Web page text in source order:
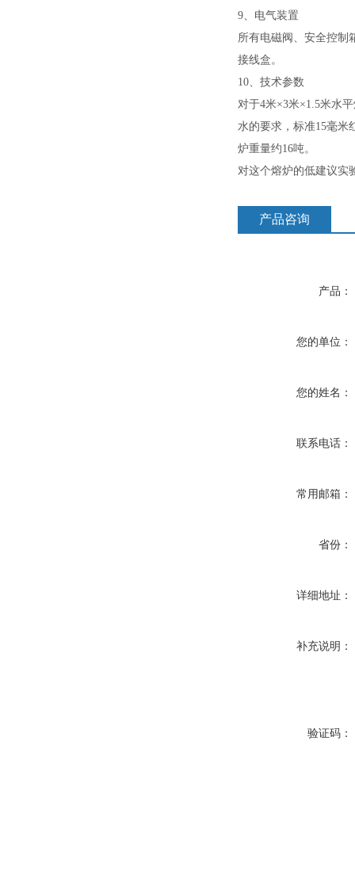
9、电气装置
所有电磁阀、安全控制
接线盒。
10、技术参数
对于4米×3米×1.5米水
水的要求，标准15毫米
炉重量约16吨。
对这个熔炉的低建议实
产品咨询
产品：
您的单位：
您的姓名：
联系电话：
常用邮箱：
省份：
详细地址：
补充说明：
验证码：